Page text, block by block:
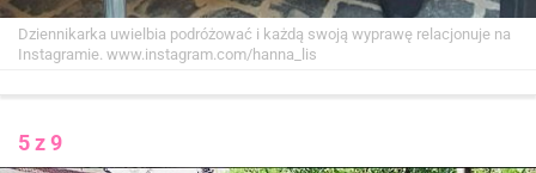
Dziennikarka uwielbia podróżować i każdą swoją wyprawę relacjonuje na
Instagramie. www.instagram.com/hanna_lis
5 z 9